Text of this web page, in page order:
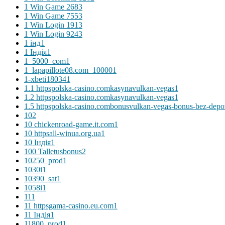
1 Win Game 2683
1 Win Game 7553
1 Win Login 1913
1 Win Login 9243
1 інд1
1 Індія1
1_5000_com1
1_lapapillote08.com_100001
1-xbeti180341
1.1 httpspolska-casino.comkasynavulkan-vegas1
1.2 httpspolska-casino.comkasynavulkan-vegas1
1.5 httpspolska-casino.combonusvulkan-vegas-bonus-bez-
102
10 chickenroad-game.it.com1
10 httpsall-winua.org.ua1
10 Індія1
100 Talletusbonus2
10250_prod1
1030i1
10390_sat1
1058i1
111
11 httpsgama-casino.eu.com1
11 Індія1